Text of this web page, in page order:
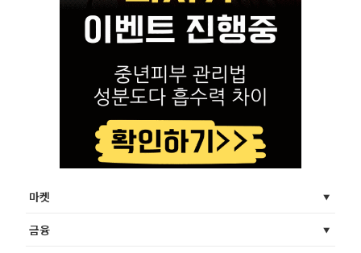
마켓
금융